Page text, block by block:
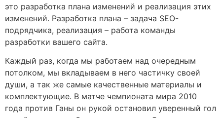
это разработка плана изменений и реализация этих
изменений. Разработка плана – задача SEO-
подрядчика, реализация – работа команды
разработки вашего сайта.
Каждый раз, когда мы работаем над очередным
потолком, мы вкладываем в него частичку своей
души, а так же самые качественные материалы и
комплектующие. В матче чемпионата мира 2010
года против Ганы он рукой остановил уверенный гол